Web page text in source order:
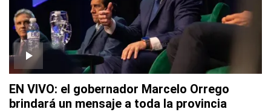
EN VIVO: el gobernador Marcelo Orrego
brindará un mensaje a toda la provincia